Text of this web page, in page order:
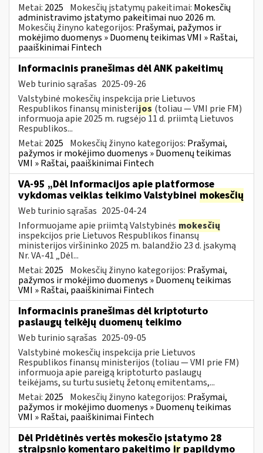
Metai: 2025 Mokesčių įstatymų pakeitimai: Mokesčių
administravimo įstatymo pakeitimai nuo 2026 m.
Mokesčių žinyno kategorijos: Prašymai, pažymos ir
mokėjimo duomenys » Duomenų teikimas VMI » Raštai,
paaiškinimai Fintech
Informacinis pranešimas dėl ANK pakeitimų
Web turinio sąrašas 2025-09-26
Valstybinė mokesčių inspekcija prie Lietuvos
Respublikos finansų ministerijos (toliau — VMI prie FM)
informuoja apie 2025 m. rugsėjo 11 d. priimtą Lietuvos
Respublikos...
Metai: 2025 Mokesčių žinyno kategorijos: Prašymai,
pažymos ir mokėjimo duomenys » Duomenų teikimas
VMI » Raštai, paaiškinimai Fintech
VA-95 „Dėl Informacijos apie platformose
vykdomas veiklas teikimo Valstybinei mokesčių
Web turinio sąrašas 2025-04-24
Informuojame apie priimtą Valstybinės mokesčių
inspekcijos prie Lietuvos Respublikos finansų
ministerijos viršininko 2025 m. balandžio 23 d. įsakymą
Nr. VA-41 „Dėl...
Metai: 2025 Mokesčių žinyno kategorijos: Prašymai,
pažymos ir mokėjimo duomenys » Duomenų teikimas
VMI » Raštai, paaiškinimai Fintech
Informacinis pranešimas dėl kriptoturto
paslaugų teikėjų duomenų teikimo
Web turinio sąrašas 2025-09-05
Valstybinė mokesčių inspekcija prie Lietuvos
Respublikos finansų ministerijos (toliau — VMI prie FM)
informuoja apie pareigą kriptoturto paslaugų
teikėjams, su turtu susietų žetonų emitentams,...
Metai: 2025 Mokesčių žinyno kategorijos: Prašymai,
pažymos ir mokėjimo duomenys » Duomenų teikimas
VMI » Raštai, paaiškinimai Fintech
Dėl Pridėtinės vertės mokesčio įstatymo 28
straipsnio komentaro pakeitimo ir papildymo